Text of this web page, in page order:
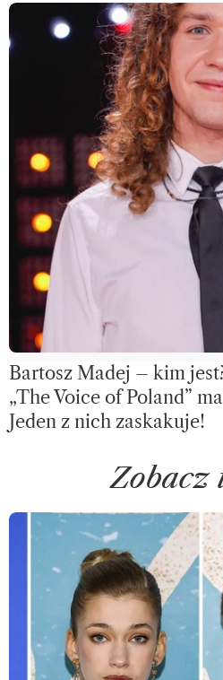
Bartosz Madej – kim
„The Voice of Poland”
Jeden z nich zaskakuje!
Zobacz